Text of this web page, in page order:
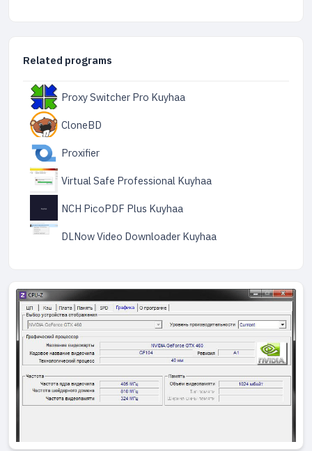
Related programs
Proxy Switcher Pro Kuyhaa
CloneBD
Proxifier
Virtual Safe Professional Kuyhaa
NCH PicoPDF Plus Kuyhaa
DLNow Video Downloader Kuyhaa